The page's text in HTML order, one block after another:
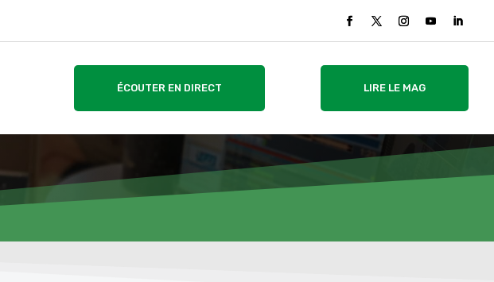
ÉCOUTER EN DIRECT LIRE LE MAG